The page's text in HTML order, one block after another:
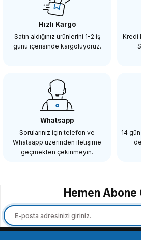
Hızlı Kargo
Satın aldığınız ürünlerini 1-2 iş
günü içerisinde kargoluyoruz.
Kredi
Whatsapp
Sorularınız için telefon ve
Whatsapp üzerinden iletişime
geçmekten çekinmeyin.
14
Hemen Abone